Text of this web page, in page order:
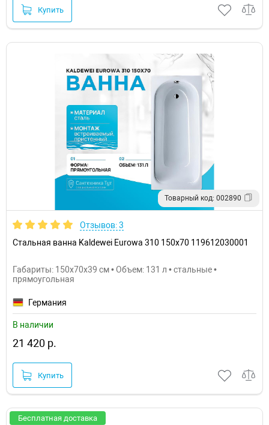
Купить
Товарный код: 002890
Отзывов: 3
Стальная ванна Kaldewei Eurowa 310 150x70 119612030001
Габариты: 150x70x39 см • Объем: 131 л • стальные •
прямоугольная
Германия
В наличии
21 420 р.
Купить
Бесплатная доставка